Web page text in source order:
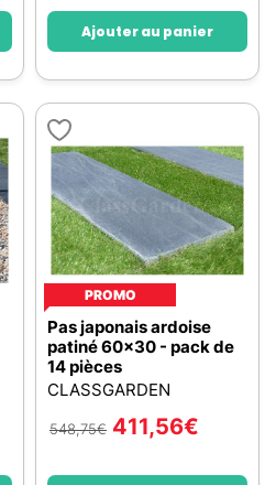
Ajouter au panier
PROMO
Pas japonais ardoise
patiné 60x30 - pack de
14 pièces
CLASSGARDEN
548,75€ 411,56€